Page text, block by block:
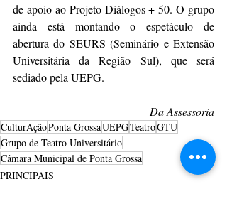
de apoio ao Projeto Diálogos + 50. O grupo
ainda está montando o espetáculo de
abertura do SEURS (Seminário e Extensão
Universitária da Região Sul), que será
sediado pela UEPG.
Da Assessoria
CulturAçãoPonta GrossaUEPGTeatroGTU
Grupo de Teatro Universitário
Câmara Municipal de Ponta Grossa
PRINCIPAIS